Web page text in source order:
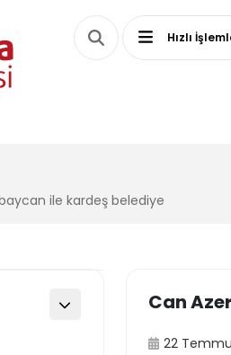
Hızlı
ile kardeş belediye
Can
22